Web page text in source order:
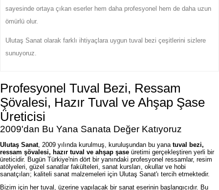
sayesinde ortaya çıkan eserler hem daha profesyonel hem de daha uzun
ömürlü olur.
Ulutaş Sanat olarak farklı ihtiyaçlara uygun tuval bezi çeşitlerini sizlere
sunuyoruz.
Profesyonel Tuval Bezi, Ressam
Şövalesi, Hazır Tuval ve Ahşap Şase
Üreticisi
2009'dan Bu Yana Sanata Değer Katıyoruz
Ulutaş Sanat, 2009 yılında kurulmuş, kuruluşundan bu yana tuval bezi,
ressam şövalesi, hazır tuval ve ahşap şase üretimi gerçekleştiren yerli bir
üreticidir. Bugün Türkiye'nin dört bir yanındaki profesyonel ressamlar, resim
atölyeleri, güzel sanatlar fakülteleri, sanat kursları, okullar ve hobi
sanatçıları; kaliteli sanat malzemeleri için Ulutaş Sanat'ı tercih etmektedir.
Bizim için her tuval, üzerine yapılacak bir sanat eserinin başlangıcıdır. Bu